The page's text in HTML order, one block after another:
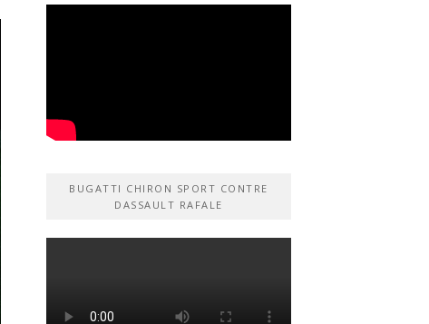
BUGATTI CHIRON SPORT CONTRE
DASSAULT RAFALE